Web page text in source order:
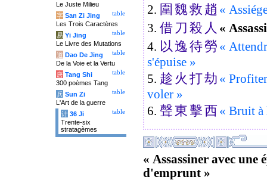
2. 圍 魏救 趙 «
3. 借 刀 殺 人 «
4. 以 逸待勞 «
s'épuise »
5. 趁 火 打劫 «
voler »
6. 聲 東 擊西 « Bruit à
« Assassiner avec une
d'emprunt »
Le Juste Milieu
table
字 San Zi Jing
Les Trois Caractères
table
易 Yi Jing
Le Livre des Mutations
table
道 Dao De Jing
De la Voie et la Vertu
table
唐 Tang Shi
300 poèmes Tang
table
兵 Sun Zi
L'Art de la guerre
table
计 36 Ji
Trente-six
stratagèmes